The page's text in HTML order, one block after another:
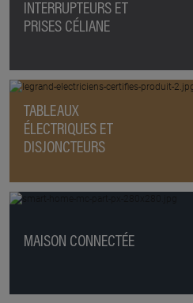
INTERRUPTEURS ET
PRISES CÉLIANE
TABLEAUX
ÉLECTRIQUES ET
DISJONCTEURS
MAISON CONNECTÉE